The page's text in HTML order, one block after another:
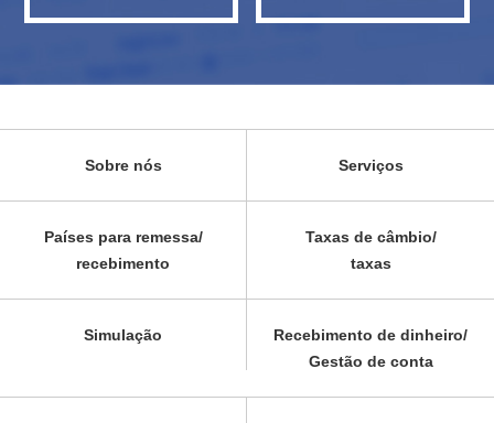
Sobre nós Serviços
Países para remessa/
recebimento
Taxas de câmbio/
taxas
Simulação
Recebimento de dinheiro/
Gestão de conta